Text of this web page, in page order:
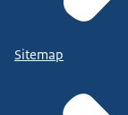
Sitemap